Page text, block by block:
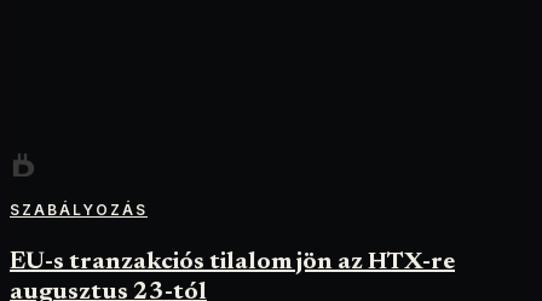
SZABÁLYOZÁS
EU-s tranzakciós tilalom jön az HTX-re
augusztus 23-tól